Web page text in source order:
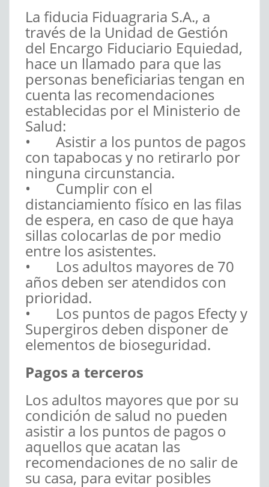
La fiducia Fiduagraria S.A., a
través de la Unidad de Gestión
del Encargo Fiduciario Equiedad,
hace un llamado para que las
personas beneficiarias tengan en
cuenta las recomendaciones
establecidas por el Ministerio de
Salud:
• Asistir a los puntos de pagos
con tapabocas y no retirarlo por
ninguna circunstancia.
• Cumplir con el
distanciamiento físico en las filas
de espera, en caso de que haya
sillas colocarlas de por medio
entre los asistentes.
• Los adultos mayores de 70
años deben ser atendidos con
prioridad.
• Los puntos de pagos Efecty y
Supergiros deben disponer de
elementos de bioseguridad.
Pagos a terceros
Los adultos mayores que por su
condición de salud no pueden
asistir a los puntos de pagos o
aquellos que acatan las
recomendaciones de no salir de
su casa, para evitar posibles